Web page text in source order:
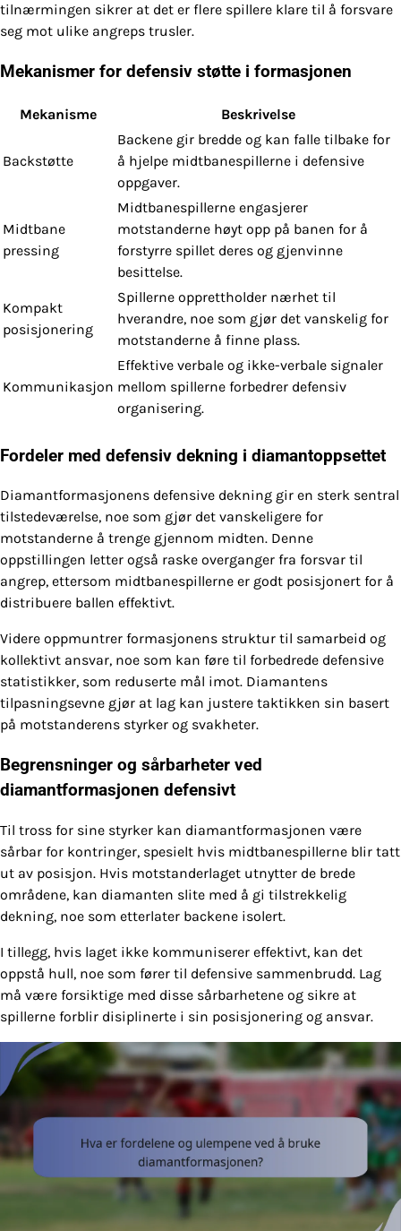
tilnærmingen sikrer at det er flere spillere klare til å forsvare
seg mot ulike angreps trusler.
Mekanismer for defensiv støtte i formasjonen
Mekanisme Beskrivelse
Backstøtte
Backene gir bredde og kan falle tilbake for
å hjelpe midtbanespillerne i defensive
oppgaver.
Midtbane
pressing
Midtbanespillerne engasjerer
motstanderne høyt opp på banen for å
forstyrre spillet deres og gjenvinne
besittelse.
Kompakt
posisjonering
Spillerne opprettholder nærhet til
hverandre, noe som gjør det vanskelig for
motstanderne å finne plass.
Kommunikasjon
Effektive verbale og ikke-verbale signaler
mellom spillerne forbedrer defensiv
organisering.
Fordeler med defensiv dekning i diamantoppsettet
Diamantformasjonens defensive dekning gir en sterk sentral
tilstedeværelse, noe som gjør det vanskeligere for
motstanderne å trenge gjennom midten. Denne
oppstillingen letter også raske overganger fra forsvar til
angrep, ettersom midtbanespillerne er godt posisjonert for å
distribuere ballen effektivt.
Videre oppmuntrer formasjonens struktur til samarbeid og
kollektivt ansvar, noe som kan føre til forbedrede defensive
statistikker, som reduserte mål imot. Diamantens
tilpasningsevne gjør at lag kan justere taktikken sin basert
på motstanderens styrker og svakheter.
Begrensninger og sårbarheter ved
diamantformasjonen defensivt
Til tross for sine styrker kan diamantformasjonen være
sårbar for kontringer, spesielt hvis midtbanespillerne blir tatt
ut av posisjon. Hvis motstanderlaget utnytter de brede
områdene, kan diamanten slite med å gi tilstrekkelig
dekning, noe som etterlater backene isolert.
I tillegg, hvis laget ikke kommuniserer effektivt, kan det
oppstå hull, noe som fører til defensive sammenbrudd. Lag
må være forsiktige med disse sårbarhetene og sikre at
spillerne forblir disiplinerte i sin posisjonering og ansvar.